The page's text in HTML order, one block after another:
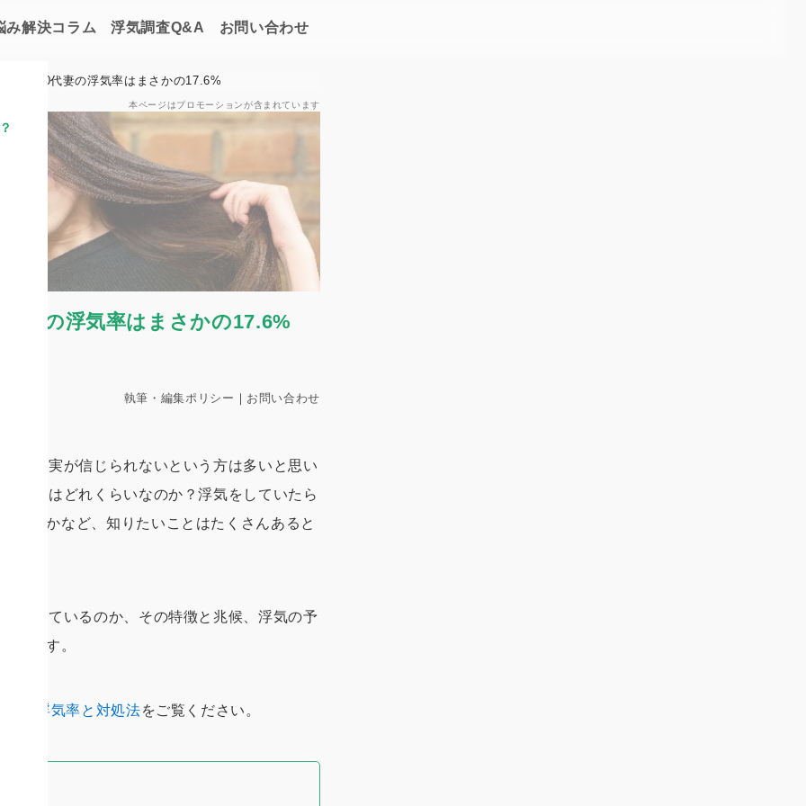
み解決コラム 浮気調査Q&A お問い合わせ
本ページはプロモーションが含まれています
妻の浮気率はまさかの17.6%
執筆・編集ポリシー ｜ お問い合わせ
の事実が信じられないという方は多いと思い
割合はどれくらいなのか？浮気をしていたら
なのかなど、知りたいことはたくさんあると
をしているのか、その特徴と兆候、浮気の予
します。
性の浮気率と対処法をご覧ください。
法｜30代妻の浮気率はまさかの17.6%